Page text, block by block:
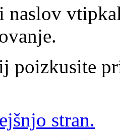
naslov
poizkusite
stran.